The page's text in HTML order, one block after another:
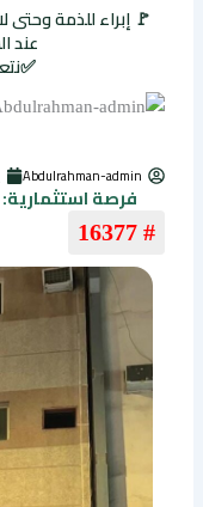
🚩 إبراء للذمة
عند
Abdulrahman-admin
فرصة
# 16377